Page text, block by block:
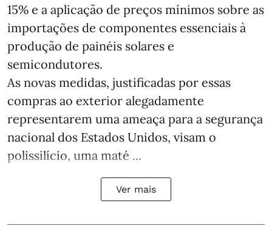
15% e a aplicação de preços mínimos sobre as
importações de componentes essenciais à
produção de painéis solares e
semicondutores.
As novas medidas, justificadas por essas
compras ao exterior alegadamente
representarem uma ameaça para a segurança
nacional dos Estados Unidos, visam o
polissilício, uma maté ...
Ver mais